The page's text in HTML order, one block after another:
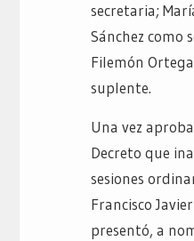
secretaria;
Sánchez como
Filemón
suplente.
Una vez
Decreto que
sesiones
Francisco
presentó, a